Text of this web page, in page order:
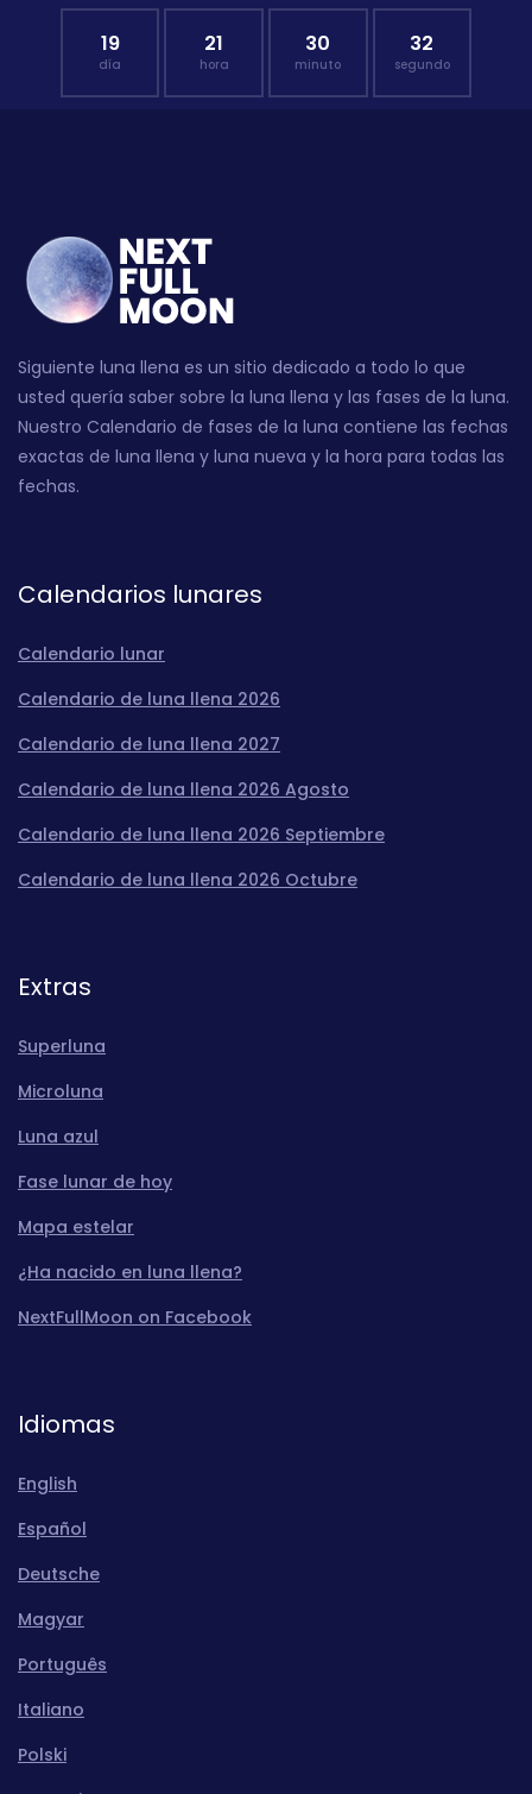
19
día
21
hora
30
minuto
31
segundo
Siguiente luna llena es un sitio dedicado a todo lo que
usted quería saber sobre la luna llena y las fases de la luna.
Nuestro Calendario de fases de la luna contiene las fechas
exactas de luna llena y luna nueva y la hora para todas las
fechas.
Calendarios lunares
Calendario lunar
Calendario de luna llena 2026
Calendario de luna llena 2027
Calendario de luna llena 2026 Agosto
Calendario de luna llena 2026 Septiembre
Calendario de luna llena 2026 Octubre
Extras
Superluna
Microluna
Luna azul
Fase lunar de hoy
Mapa estelar
¿Ha nacido en luna llena?
NextFullMoon on Facebook
Idiomas
English
Español
Deutsche
Magyar
Português
Italiano
Polski